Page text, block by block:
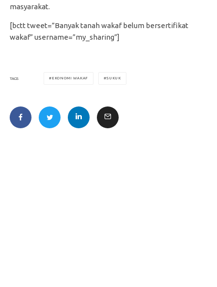
masyarakat.
[bctt tweet=”Banyak tanah wakaf belum bersertifikat
wakaf” username=”my_sharing”]
TAGS EKONOMI WAKAF SUKUK